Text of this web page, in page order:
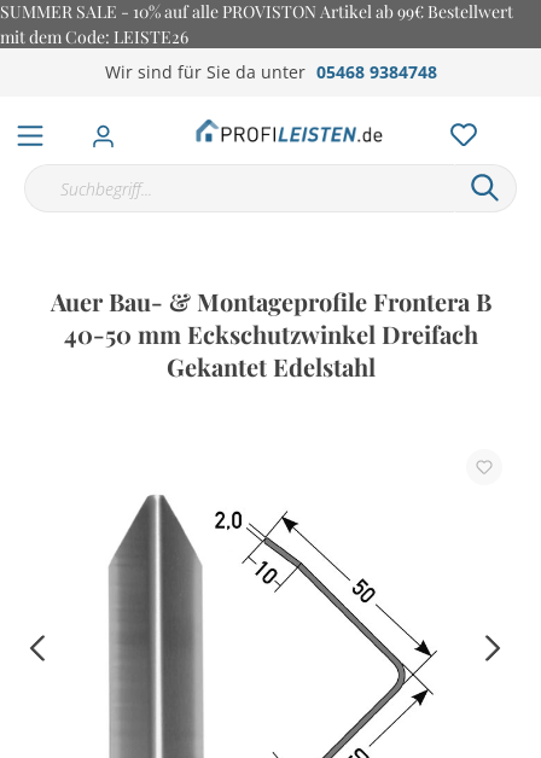
SUMMER SALE - 10% auf alle PROVISTON Artikel ab 99€ Bestellwert
mit dem Code: LEISTE26
Wir sind für Sie da unter 05468 9384748
Auer Bau- & Montageprofile Frontera B
40-50 mm Eckschutzwinkel Dreifach
Gekantet Edelstahl